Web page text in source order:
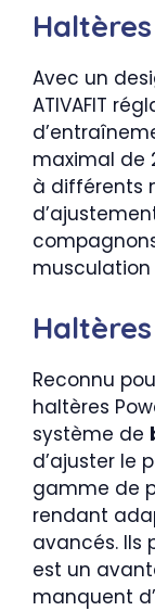
Avec un
ATIVAFIT
maximal de
à différents
musculation
Reconnu
haltères
système de
d’ajuster le
gamme de
rendant
avancés. Ils
est un
manquent